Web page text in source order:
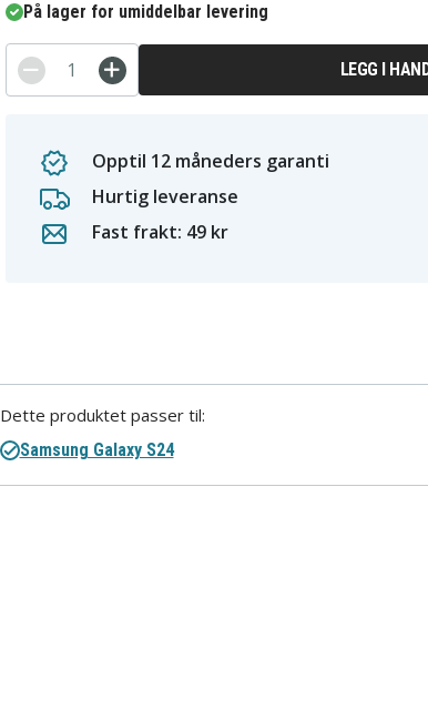
På lager for umiddelbar levering
LEGG I
Opptil 12 måneders garanti
Hurtig leveranse
Fast frakt: 49 kr
Dette produktet passer til:
Samsung Galaxy S24